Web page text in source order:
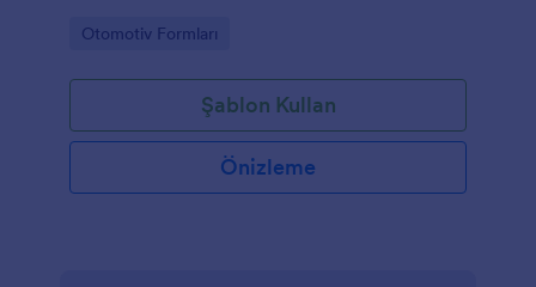
Go to Category:
Otomotiv Formları
Şablon Kullan
Önizleme